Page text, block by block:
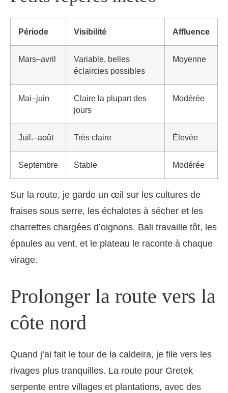
Période Visibilité Affluence
Mars–avril
Variable, belles
éclaircies possibles
Moyenne
Mai–juin
Claire la plupart des
jours
Modérée
Juil.–août Très claire Élevée
Septembre Stable Modérée
Sur la route, je garde un œil sur les cultures de
fraises sous serre, les échalotes à sécher et les
charrettes chargées d’oignons. Bali travaille tôt, les
épaules au vent, et le plateau le raconte à chaque
virage.
Prolonger la route vers la
côte nord
Quand j’ai fait le tour de la caldeira, je file vers les
rivages plus tranquilles. La route pour Gretek
serpente entre villages et plantations, avec des